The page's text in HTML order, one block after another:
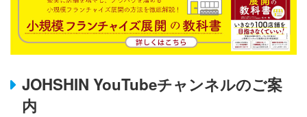
JOHSHIN YouTubeチャンネルのご案
内